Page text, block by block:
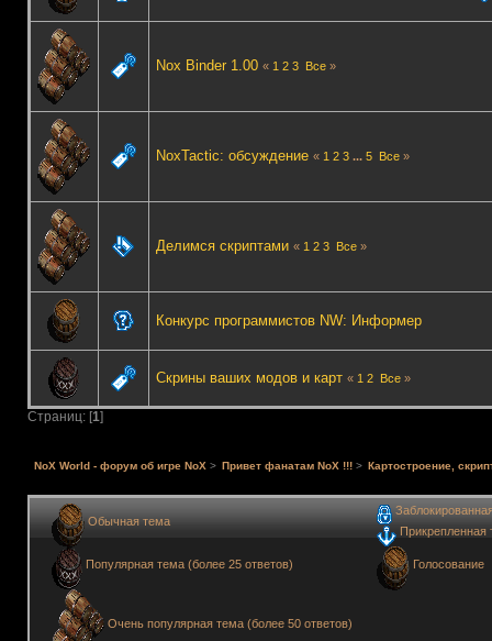
Nox Binder 1.00 « 1 2 3 Все»
NoxTactic: обсуждение « 1 2 3 ... 5 Все»
Делимся скриптами « 1 2 3 Все»
Конкурс программистов NW: Информер
Скрины ваших модов и карт « 1 2 Все»
Страниц: [1]
NoX World - форум об игре NoX> Привет фанатам NoX !!! > Картостроение,
Обычная тема
Популярная тема (более 25 ответов)
Очень популярная тема (более 50 ответов)
Прикрепленная
Голосование